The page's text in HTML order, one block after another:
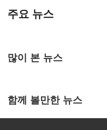
주요 뉴스
많이 본 뉴스
함께 볼만한 뉴스